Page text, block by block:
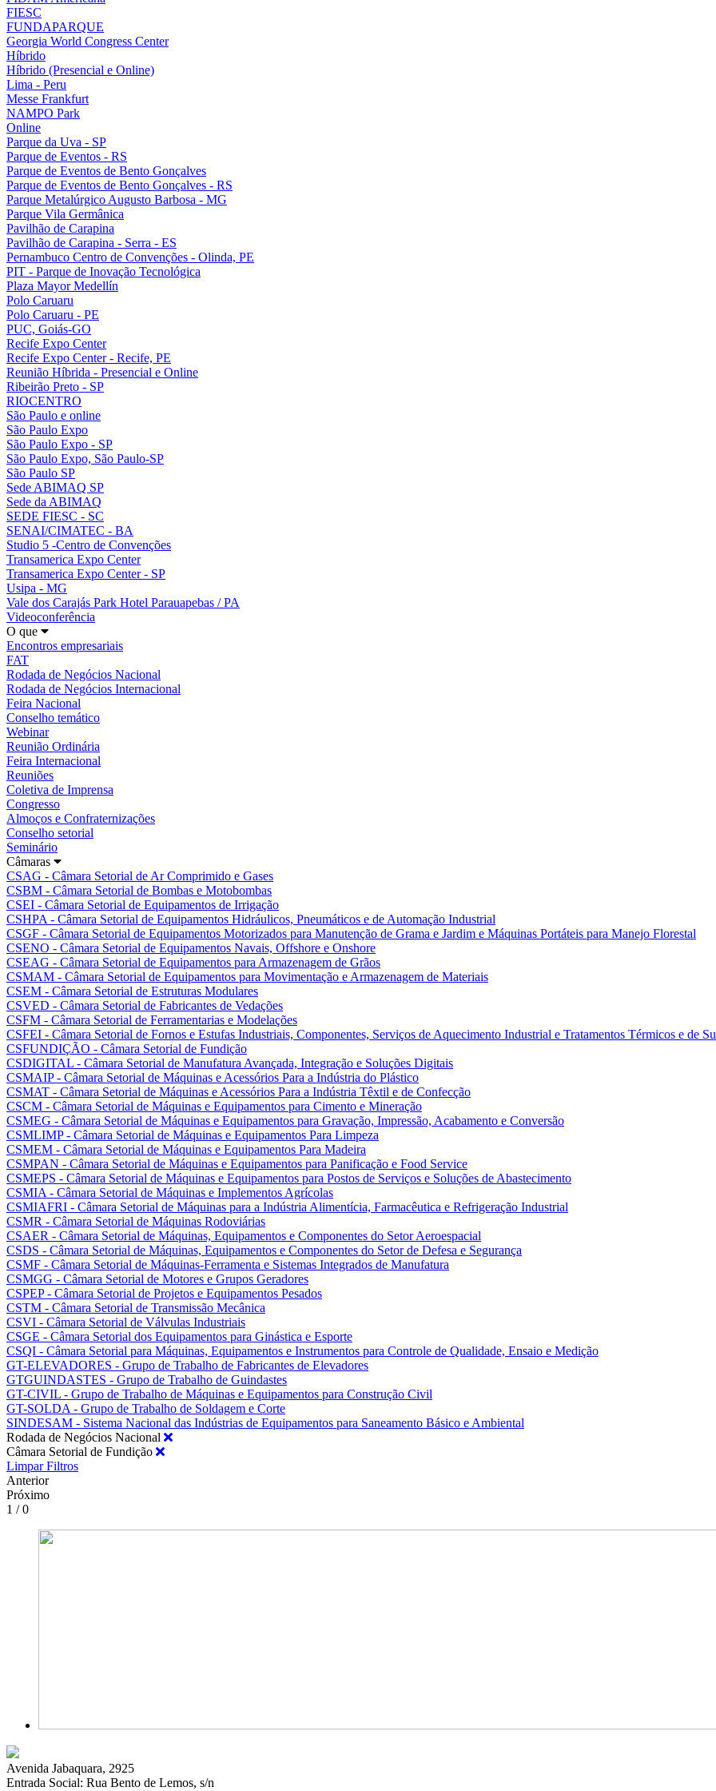
FIESC
FUNDAPARQUE
Georgia World Congress Center
Híbrido
Híbrido (Presencial e Online)
Lima - Peru
Messe Frankfurt
NAMPO Park
Online
Parque da Uva - SP
Parque de Eventos - RS
Parque de Eventos de Bento Gonçalves
Parque de Eventos de Bento Gonçalves - RS
Parque Metalúrgico Augusto Barbosa - MG
Parque Vila Germânica
Pavilhão de Carapina
Pavilhão de Carapina - Serra - ES
Pernambuco Centro de Convenções - Olinda, PE
PIT - Parque de Inovação Tecnológica
Plaza Mayor Medellín
Polo Caruaru
Polo Caruaru - PE
PUC, Goiás-GO
Recife Expo Center
Recife Expo Center - Recife, PE
Reunião Híbrida - Presencial e Online
Ribeirão Preto - SP
RIOCENTRO
São Paulo e online
São Paulo Expo
São Paulo Expo - SP
São Paulo Expo, São Paulo-SP
São Paulo SP
Sede ABIMAQ SP
Sede da ABIMAQ
SEDE FIESC - SC
SENAI/CIMATEC - BA
Studio 5 -Centro de Convenções
Transamerica Expo Center
Transamerica Expo Center - SP
Usipa - MG
Vale dos Carajás Park Hotel Parauapebas / PA
Videoconferência
O que
Encontros empresariais
FAT
Rodada de Negócios Nacional
Rodada de Negócios Internacional
Feira Nacional
Conselho temático
Webinar
Reunião Ordinária
Feira Internacional
Reuniões
Coletiva de Imprensa
Congresso
Almoços e Confraternizações
Conselho setorial
Seminário
Câmaras
CSAG - Câmara Setorial de Ar Comprimido e Gases
CSBM - Câmara Setorial de Bombas e Motobombas
CSEI - Câmara Setorial de Equipamentos de Irrigação
CSHPA - Câmara Setorial de Equipamentos Hidráulicos, Pneumáticos e de Automação Industrial
CSGF - Câmara Setorial de Equipamentos Motorizados para Manutenção de Grama e Jardim e Máquinas Portáteis para Manejo Florestal
CSENO - Câmara Setorial de Equipamentos Navais, Offshore e Onshore
CSEAG - Câmara Setorial de Equipamentos para Armazenagem de Grãos
CSMAM - Câmara Setorial de Equipamentos para Movimentação e Armazenagem de Materiais
CSEM - Câmara Setorial de Estruturas Modulares
CSVED - Câmara Setorial de Fabricantes de Vedações
CSFM - Câmara Setorial de Ferramentarias e Modelações
CSFEI - Câmara Setorial de Fornos e Estufas Industriais, Componentes, Serviços de Aquecimento Industrial e Tratamentos Térmicos e de
CSFUNDIÇÃO - Câmara Setorial de Fundição
CSDIGITAL - Câmara Setorial de Manufatura Avançada, Integração e Soluções Digitais
CSMAIP - Câmara Setorial de Máquinas e Acessórios Para a Indústria do Plástico
CSMAT - Câmara Setorial de Máquinas e Acessórios Para a Indústria Têxtil e de Confecção
CSCM - Câmara Setorial de Máquinas e Equipamentos para Cimento e Mineração
CSMEG - Câmara Setorial de Máquinas e Equipamentos para Gravação, Impressão, Acabamento e Conversão
CSMLIMP - Câmara Setorial de Máquinas e Equipamentos Para Limpeza
CSMEM - Câmara Setorial de Máquinas e Equipamentos Para Madeira
CSMPAN - Câmara Setorial de Máquinas e Equipamentos para Panificação e Food Service
CSMEPS - Câmara Setorial de Máquinas e Equipamentos para Postos de Serviços e Soluções de Abastecimento
CSMIA - Câmara Setorial de Máquinas e Implementos Agrícolas
CSMIAFRI - Câmara Setorial de Máquinas para a Indústria Alimentícia, Farmacêutica e Refrigeração Industrial
CSMR - Câmara Setorial de Máquinas Rodoviárias
CSAER - Câmara Setorial de Máquinas, Equipamentos e Componentes do Setor Aeroespacial
CSDS - Câmara Setorial de Máquinas, Equipamentos e Componentes do Setor de Defesa e Segurança
CSMF - Câmara Setorial de Máquinas-Ferramenta e Sistemas Integrados de Manufatura
CSMGG - Câmara Setorial de Motores e Grupos Geradores
CSPEP - Câmara Setorial de Projetos e Equipamentos Pesados
CSTM - Câmara Setorial de Transmissão Mecânica
CSVI - Câmara Setorial de Válvulas Industriais
CSGE - Câmara Setorial dos Equipamentos para Ginástica e Esporte
CSQI - Câmara Setorial para Máquinas, Equipamentos e Instrumentos para Controle de Qualidade, Ensaio e Medição
GT-ELEVADORES - Grupo de Trabalho de Fabricantes de Elevadores
GTGUINDASTES - Grupo de Trabalho de Guindastes
GT-CIVIL - Grupo de Trabalho de Máquinas e Equipamentos para Construção Civil
GT-SOLDA - Grupo de Trabalho de Soldagem e Corte
SINDESAM - Sistema Nacional das Indústrias de Equipamentos para Saneamento Básico e Ambiental
Rodada de Negócios Nacional
Câmara Setorial de Fundição
Limpar Filtros
Anterior
Próximo
1 / 0
Avenida Jabaquara, 2925
Entrada Social: Rua Bento de Lemos, s/n